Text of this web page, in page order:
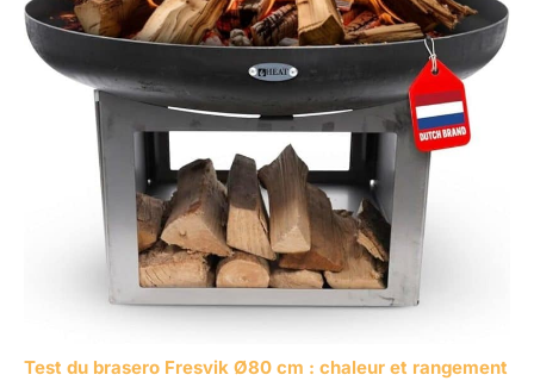
Test du brasero Fresvik Ø80 cm : chaleur et rangement